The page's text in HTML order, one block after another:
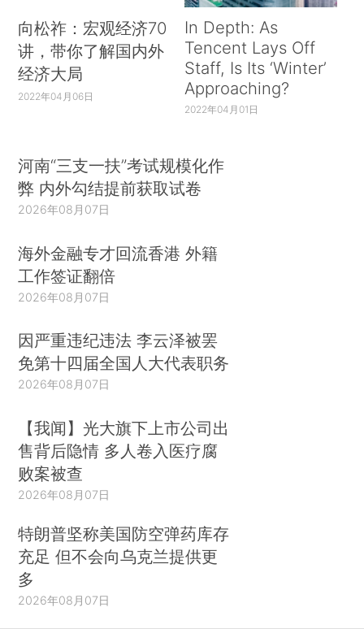
向松祚：宏观经济70
讲，带你了解国内外
经济大局
2022年04月06日
In Depth: As
Tencent Lays Off
Staff, Is Its ‘Winter’
Approaching?
2022年04月01日
河南“三支一扶”考试规模化作
弊 内外勾结提前获取试卷
2026年08月07日
海外金融专才回流香港 外籍
工作签证翻倍
2026年08月07日
因严重违纪违法 李云泽被罢
免第十四届全国人大代表职务
2026年08月07日
【我闻】光大旗下上市公司出
售背后隐情 多人卷入医疗腐
败案被查
2026年08月07日
特朗普坚称美国防空弹药库存
充足 但不会向乌克兰提供更
多
2026年08月07日